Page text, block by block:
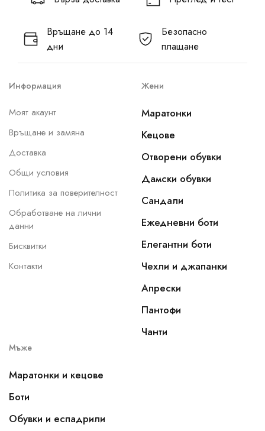
Връщане до 14
дни
Безопасно
плащане
Информация
Моят акаунт
Връщане и замяна
Доставка
Общи условия
Политика за поверителност
Обработване на лични
данни
Бисквитки
Контакти
Жени
Маратонки
Кецове
Отворени обувки
Дамски обувки
Сандали
Ежедневни боти
Елегантни боти
Чехли и джапанки
Апрески
Пантофи
Чанти
Мъже
Маратонки и кецове
Боти
Обувки и еспадрили